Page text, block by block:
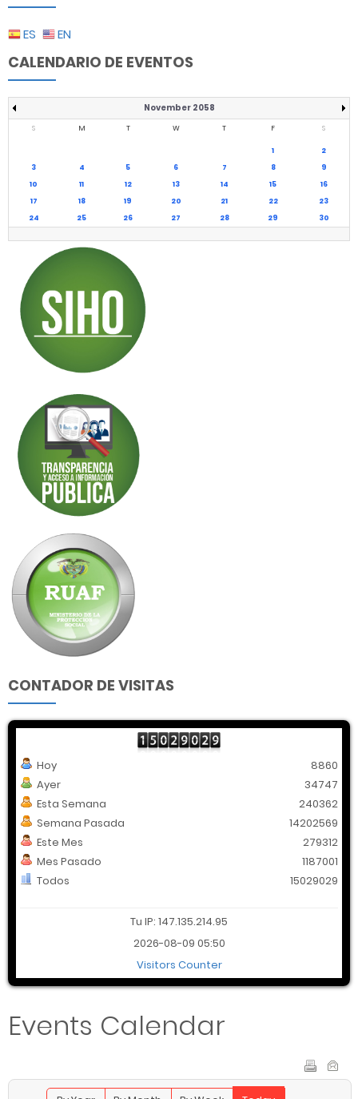
ES EN
CALENDARIO DE EVENTOS
November 2058
S M T W T F S
1
2
3
4 5 6 7 8
9
10
11 12 13 14 15
16
17
18 19 20 21 22
23
24
25 26 27 28 29 30
CONTADOR DE VISITAS
Hoy
Ayer
Esta Semana
Semana Pasada
Este Mes
Mes Pasado
Todos
8860
34747
240362
14202569
279312
1187001
15029029
Tu IP: 147.135.214.95
2026-08-09 05:50
Visitors Counter
Events Calendar